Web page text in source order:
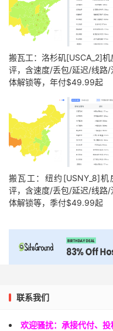
搬瓦工：洛杉矶[USCA_2]机
评，含速度/丢包/延迟/线路/
体解锁等，年付$49.99起
搬瓦工：纽约[USNY_8]机
评，含速度/丢包/延迟/线路/
体解锁等，季付$49.99起
联系我们
欢迎骚扰：承接代付、投